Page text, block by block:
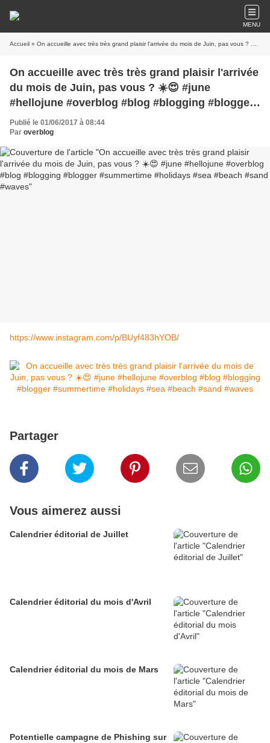
MENU
Accueil » On accueille avec très très grand plaisir l'arrivée du mois de Juin, pas vous ? ☀️😍 #june #hellojune #overblog #blog #blogging #blogger #summertime #holidays #sea #beach #sand #waves
On accueille avec très très grand plaisir l'arrivée
du mois de Juin, pas vous ? ☀️😍 #june
#hellojune #overblog #blog #blogging #blogger
#summertime #holidays #sea #beach #sand
#waves
Publié le 01/06/2017 à 08:44
Par overblog
https://www.instagram.com/p/BUyf483hYOB/
Partager
Vous aimerez aussi
Calendrier éditorial de Juillet
Calendrier éditorial du mois d'Avril
Calendrier éditorial du mois de Mars
Potentielle campagne de Phishing sur